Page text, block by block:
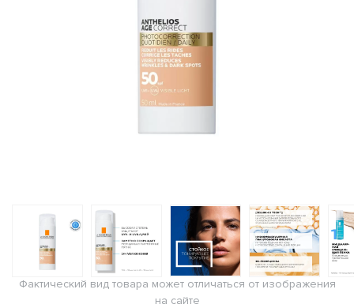
Фактический вид товара может отличаться от изображения
на сайте